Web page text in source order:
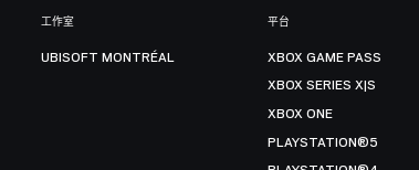
工作室
UBISOFT MONTRÉAL
平台
XBOX GAME PASS
XBOX SERIES X|S
XBOX ONE
PLAYSTATION®5